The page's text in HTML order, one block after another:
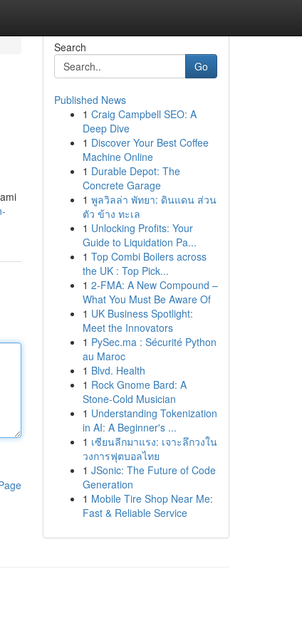
Search
Go
Published News
1 Craig Campbell SEO: A
Deep Dive
1 Discover Your Best Coffee
Machine Online
1 Durable Depot: The
Concrete Garage
1 พูลวิลล่า พัทยา: ดินแดน ส่วน
ตัว ข้าง ทะเล
1 Unlocking Profits: Your
Guide to Liquidation Pa...
1 Top Combi Boilers across
the UK : Top Pick...
1 2-FMA: A New Compound –
What You Must Be Aware Of
1 UK Business Spotlight:
Meet the Innovators
1 PySec.ma : Sécurité Python
au Maroc
1 Blvd. Health
1 Rock Gnome Bard: A
Stone-Cold Musician
1 Understanding Tokenization
in AI: A Beginner's ...
1 เซียนลีกมาแรง: เจาะลึกวงใน
วงการฟุตบอลไทย
1 JSonic: The Future of Code
Generation
1 Mobile Tire Shop Near Me:
Fast & Reliable Service